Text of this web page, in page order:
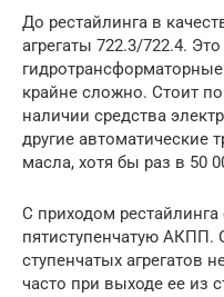
До рестайлинга в
агрегаты 722.3/722.4.
крайне сложно. Стоит
наличии средства
другие автоматические
масла, хотя бы раз в 50
С приходом рестайлинга
пятиступенчатую АКПП.
ступенчатых агрегатов
часто при выходе ее из